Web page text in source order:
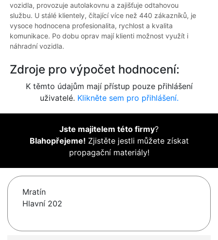
vozidla, provozuje autolakovnu a zajišťuje odtahovou
službu. U stálé klientely, čítající více než 440 zákazníků, je
vysoce hodnocena profesionalita, rychlost a kvalita
komunikace. Po dobu oprav mají klienti možnost využít i
náhradní vozidla.
Zdroje pro výpočet hodnocení:
K těmto údajům mají přístup pouze přihlášení
uživatelé. Klikněte sem pro přihlášení.
Jste majitelem této firmy?
Blahopřejeme! Zjistěte jestli můžete získat
propagační materiály!
Mratín
Hlavní 202